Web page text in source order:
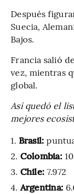
Después
Suecia,
Bajos.
Francia salió
vez, mientras
global.
Así quedó el
mejores
Brasil:
Colombia:
Chile: 7.972
Argentina: